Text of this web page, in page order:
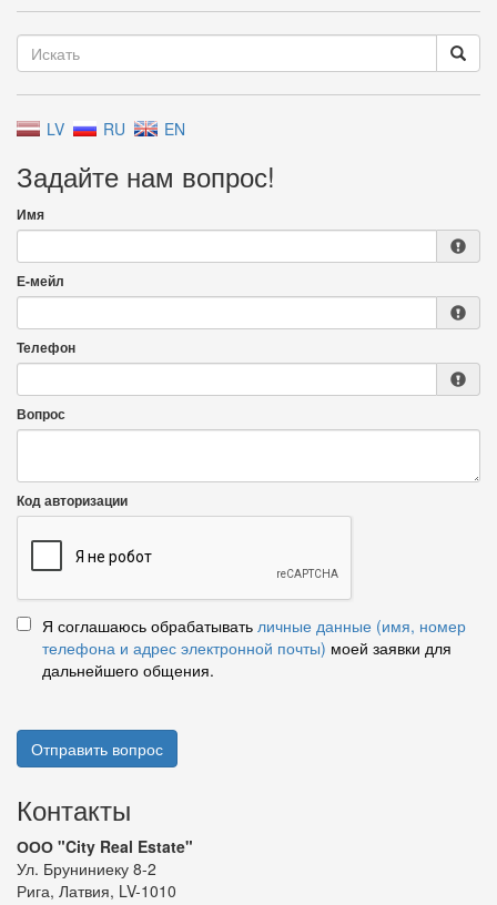
LV RU EN
Задайте нам вопрос!
Имя
Е-мейл
Телефон
Вопрос
Код авторизации
Я соглашаюсь обрабатывать личные данные (имя, номер
телефона и адрес электронной почты) моей заявки для
дальнейшего общения.
Отправить вопрос
Контакты
ООО "City Real Estate"
Ул. Бруниниеку 8-2
Рига, Латвия, LV-1010